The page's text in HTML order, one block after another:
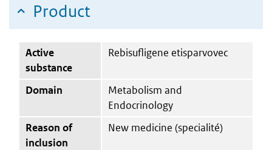
Product
Active
substance
Rebisufligene etisparvovec
Domain
Metabolism and
Endocrinology
Reason of
inclusion
New medicine (specialité)